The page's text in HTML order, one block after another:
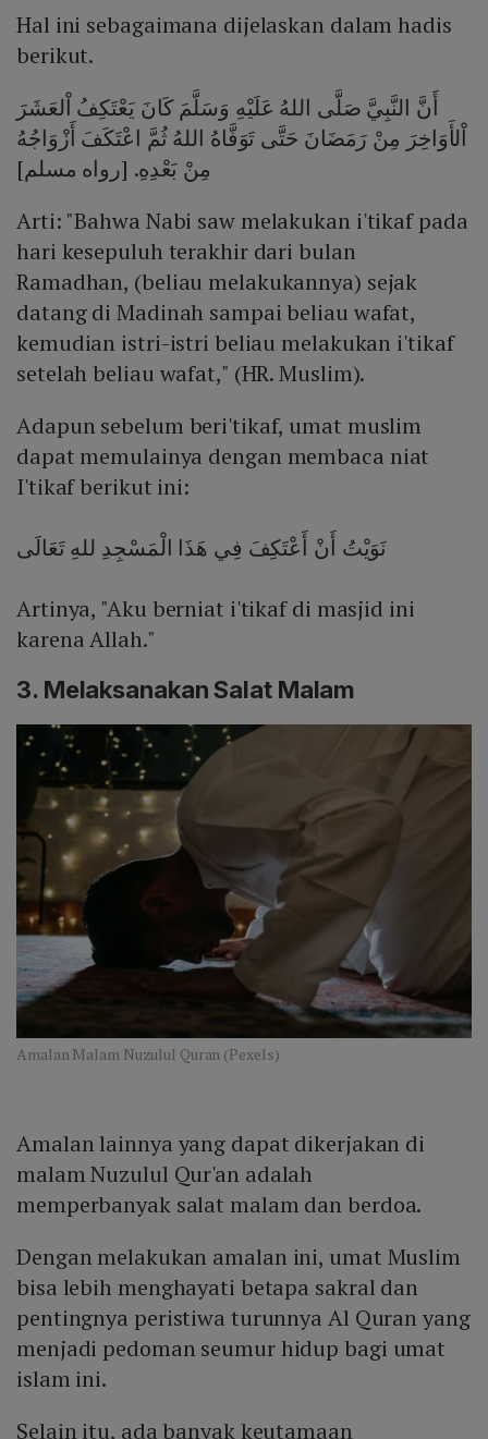
Hal ini sebagaimana dijelaskan dalam hadis
berikut.
أَنَّ النَّبِيَّ صَلَّى اللهُ عَلَيْهِ وَسَلَّمَ كَانَ يَعْتَكِفُ اْلعَشَرَ
اْلأَوَاخِرَ مِنْ رَمَضَانَ حَتَّى تَوَفَّاهُ اللهُ ثُمَّ اعْتَكَفَ أَزْوَاجُهُ
مِنْ بَعْدِهِ. [رواه مسلم]
Arti: "Bahwa Nabi saw melakukan i'tikaf pada
hari kesepuluh terakhir dari bulan
Ramadhan, (beliau melakukannya) sejak
datang di Madinah sampai beliau wafat,
kemudian istri-istri beliau melakukan i'tikaf
setelah beliau wafat," (HR. Muslim).
Adapun sebelum beri'tikaf, umat muslim
dapat memulainya dengan membaca niat
I'tikaf berikut ini:
نَوَيْتُ أَنْ أَعْتَكِفَ فِي هَذَا الْمَسْجِدِ للهِ تَعَالَى
Artinya, "Aku berniat i'tikaf di masjid ini
karena Allah."
3. Melaksanakan Salat Malam
Amalan Malam Nuzulul Quran (Pexels)
Amalan lainnya yang dapat dikerjakan di
malam Nuzulul Qur'an adalah
memperbanyak salat malam dan berdoa.
Dengan melakukan amalan ini, umat Muslim
bisa lebih menghayati betapa sakral dan
pentingnya peristiwa turunnya Al Quran yang
menjadi pedoman seumur hidup bagi umat
islam ini.
Selain itu, ada banyak keutamaan